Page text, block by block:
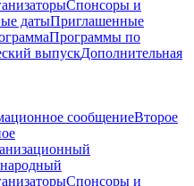
Спонсоры и
датыПриглашенные
Программы по
выпускДополнительная
сообщениеВторое
Спонсоры и